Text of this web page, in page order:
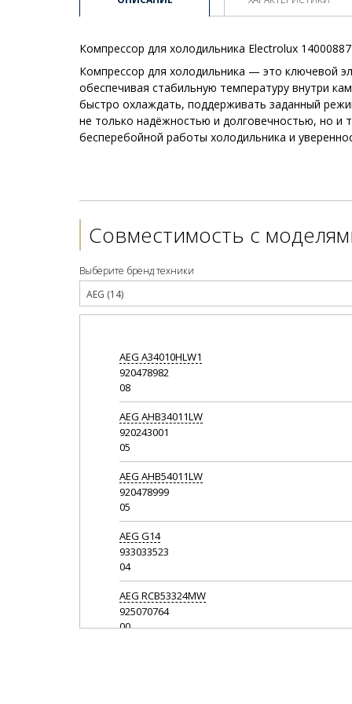
Компрессор для холодильника Electrolux
Компрессор для холодильника — это ключевой
обеспечивая стабильную температуру внутри
быстро охлаждать, поддерживать заданный
не только надёжностью и долговечностью, но и
бесперебойной работы холодильника и
Совместимость с
Выберите бренд техники
AEG (14)
AEG A34010HLW1
920478982
08
AEG AHB34011LW
920243001
05
AEG AHB54011LW
920478999
05
AEG G14
933033523
04
AEG RCB53324MW
925070764
00